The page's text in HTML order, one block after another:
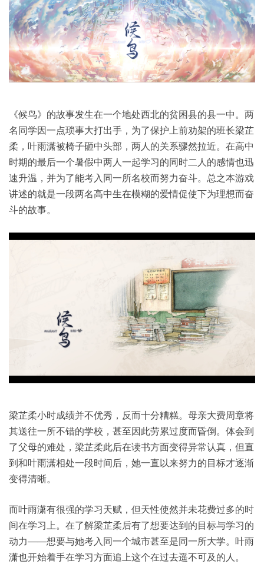
《候鸟》的故事发生在一个地处西北的贫困县的县一中。两
名同学因一点琐事大打出手，为了保护上前劝架的班长梁芷
柔，叶雨潇被椅子砸中头部，两人的关系骤然拉近。在高中
时期的最后一个暑假中两人一起学习的同时二人的感情也迅
速升温，并为了能考入同一所名校而努力奋斗。总之本游戏
讲述的就是一段两名高中生在模糊的爱情促使下为理想而奋
斗的故事。
梁芷柔小时成绩并不优秀，反而十分糟糕。母亲大费周章将
其送往一所不错的学校，甚至因此劳累过度而昏倒。体会到
了父母的难处，梁芷柔此后在读书方面变得异常认真，但直
到和叶雨潇相处一段时间后，她一直以来努力的目标才逐渐
变得清晰。
而叶雨潇有很强的学习天赋，但天性使然并未花费过多的时
间在学习上。在了解梁芷柔后有了想要达到的目标与学习的
动力——想要与她考入同一个城市甚至是同一所大学。叶雨
潇也开始着手在学习方面追上这个在过去遥不可及的人。